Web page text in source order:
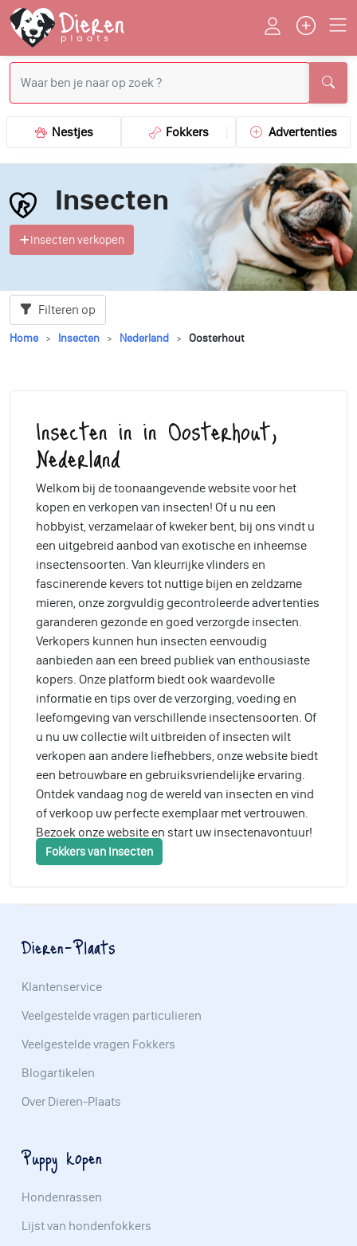
Nestjes Fokkers Advertenties
Insecten
Insecten verkopen
Filteren op
Home Insecten Nederland Oosterhout
Insecten in in Oosterhout,
Nederland
Welkom bij de toonaangevende website voor het
kopen en verkopen van insecten! Of u nu een
hobbyist, verzamelaar of kweker bent, bij ons vindt u
een uitgebreid aanbod van exotische en inheemse
insectensoorten. Van kleurrijke vlinders en
fascinerende kevers tot nuttige bijen en zeldzame
mieren, onze zorgvuldig gecontroleerde advertenties
garanderen gezonde en goed verzorgde insecten.
Verkopers kunnen hun insecten eenvoudig
aanbieden aan een breed publiek van enthousiaste
kopers. Onze platform biedt ook waardevolle
informatie en tips over de verzorging, voeding en
leefomgeving van verschillende insectensoorten. Of
u nu uw collectie wilt uitbreiden of insecten wilt
verkopen aan andere liefhebbers, onze website biedt
een betrouwbare en gebruiksvriendelijke ervaring.
Ontdek vandaag nog de wereld van insecten en vind
of verkoop uw perfecte exemplaar met vertrouwen.
Bezoek onze website en start uw insectenavontuur!
Fokkers van Insecten
Dieren-Plaats
Klantenservice
Veelgestelde vragen particulieren
Veelgestelde vragen Fokkers
Blogartikelen
Over Dieren-Plaats
Puppy kopen
Hondenrassen
Lijst van hondenfokkers